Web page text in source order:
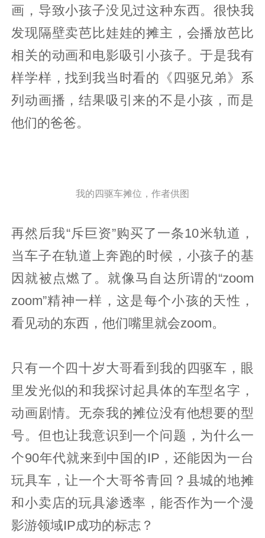
画，导致小孩子没见过这种东西。很快我
发现隔壁卖芭比娃娃的摊主，会播放芭比
相关的动画和电影吸引小孩子。于是我有
样学样，找到我当时看的《四驱兄弟》系
列动画播，结果吸引来的不是小孩，而是
他们的爸爸。
我的四驱车摊位，作者供图
再然后我“斥巨资”购买了一条10米轨道，
当车子在轨道上奔跑的时候，小孩子的基
因就被点燃了。就像马自达所谓的“zoom
zoom”精神一样，这是每个小孩的天性，
看见动的东西，他们嘴里就会zoom。
只有一个四十岁大哥看到我的四驱车，眼
里发光似的和我探讨起具体的车型名字，
动画剧情。无奈我的摊位没有他想要的型
号。但也让我意识到一个问题，为什么一
个90年代就来到中国的IP，还能因为一台
玩具车，让一个大哥爷青回？县城的地摊
和小卖店的玩具渗透率，能否作为一个漫
影游领域IP成功的标志？